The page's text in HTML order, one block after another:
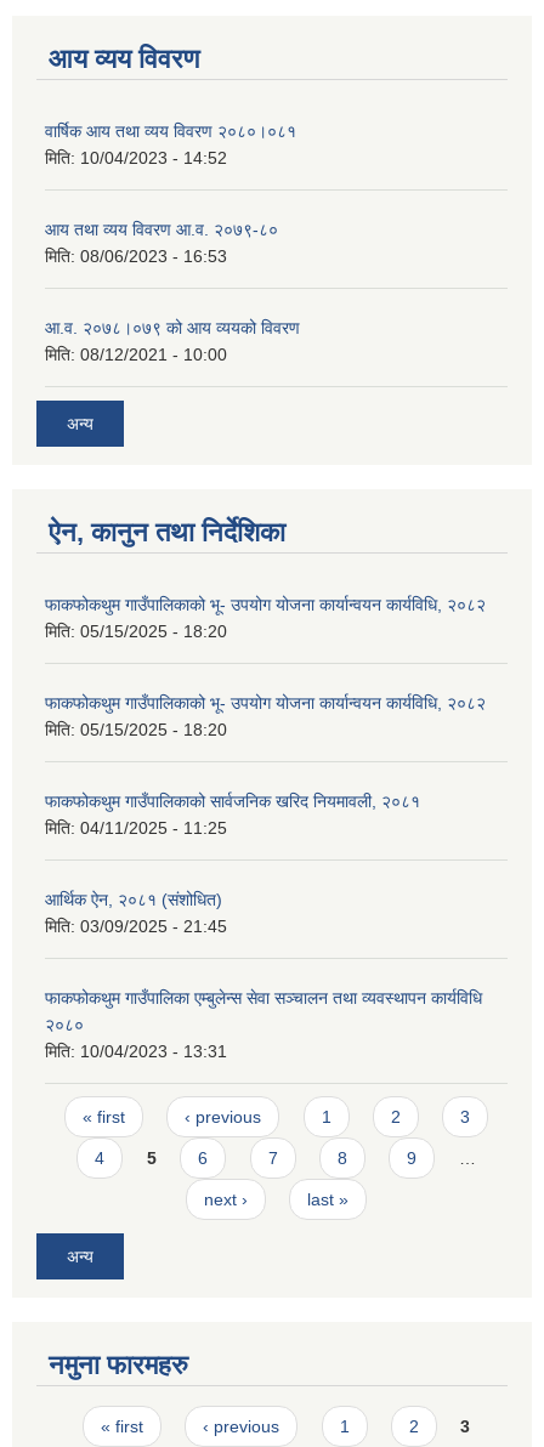
आय व्यय विवरण
वार्षिक आय तथा व्यय विवरण २०८०।०८१
मिति: 10/04/2023 - 14:52
आय तथा व्यय विवरण आ.व. २०७९-८०
मिति: 08/06/2023 - 16:53
आ.व. २०७८।०७९ को आय व्ययको विवरण
मिति: 08/12/2021 - 10:00
अन्य
ऐन, कानुन तथा निर्देशिका
फाकफोकथुम गाउँपालिकाको भू- उपयोग योजना कार्यान्वयन कार्यविधि, २०८२
मिति: 05/15/2025 - 18:20
फाकफोकथुम गाउँपालिकाको भू- उपयोग योजना कार्यान्वयन कार्यविधि, २०८२
मिति: 05/15/2025 - 18:20
फाकफोकथुम गाउँपालिकाको सार्वजनिक खरिद नियमावली, २०८१
मिति: 04/11/2025 - 11:25
आर्थिक ऐन, २०८१ (संशोधित)
मिति: 03/09/2025 - 21:45
फाकफोकथुम गाउँपालिका एम्बुलेन्स सेवा सञ्चालन तथा व्यवस्थापन कार्यविधि
२०८०
मिति: 10/04/2023 - 13:31
Pages
« first ‹ previous 1 2 3
4 5 6 7 8 9 …
next › last »
अन्य
नमुना फारमहरु
Pages
« first ‹ previous 1 2 3